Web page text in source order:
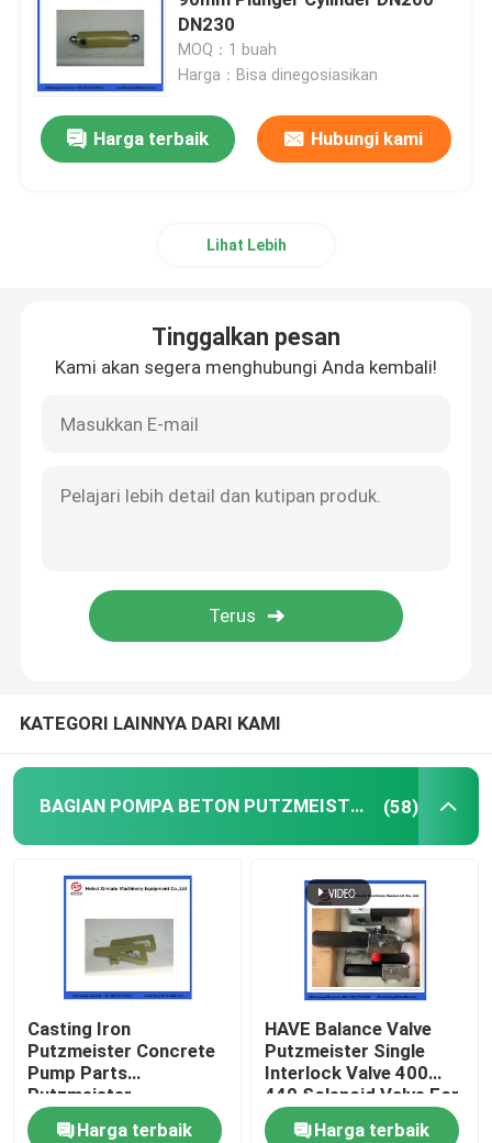
suku cadang truk pengaduk beton
Suku cadang pabrik batching
selang karet pompa beton
Beton Boom Placer
Aksesoris Pompa Beton
Truk Pompa Beton Bekas
DN230
MOQ：1 buah
Harga：Bisa dinegosiasikan
Harga terbaik Hubungi kami
Lihat Lebih
Tinggalkan pesan
Kami akan segera menghubungi Anda kembali!
KATEGORI LAINNYA DARI KAMI
BAGIAN POMPA BETON PUTZMEISTER (58)
Casting Iron
Putzmeister Concrete
Pump Parts
Putzmeister
Agitatoring Paddles
Harga terbaik
HAVE Balance Valve
Putzmeister Single
Interlock Valve 400
440 Solenoid Valve For
Concrete Pump
Harga terbaik